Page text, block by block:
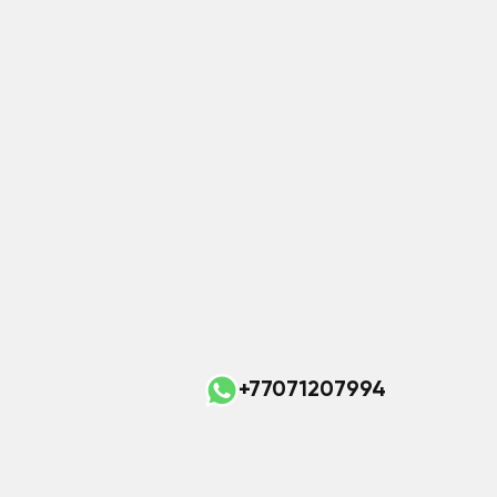
+77071207994